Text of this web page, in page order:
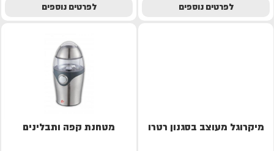
לפרטים נוספים לפרטים נוספים
מיקרוגל מעוצב בסגנון רטרו מטחנת קפה ותבלינים